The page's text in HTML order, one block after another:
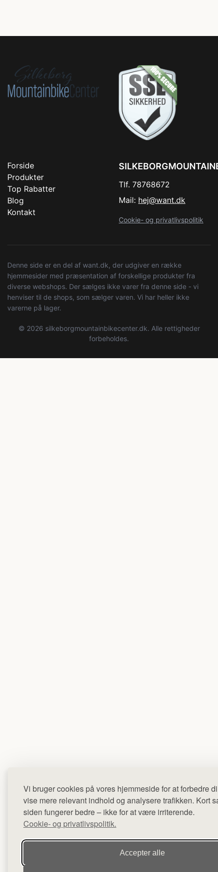
Vi bruger cookies på vores hjemmeside for at forbedre
vise mere relevant indhold og analysere trafikken. Kort
siden fungerer bedre – ikke for at være irriterende.
Cookie- og privatlivspolitik.
Accepter alle
Forside
Produkter
Top Rabatter
Blog
Kontakt
Tlf. 78768672
Mail: hej@want.dk
Cookie- og privatlivspolitik
Denne side er en del af want.dk, der udgiver en række
hjemmesider med præsentation af forskellige produkter fra
diverse webshops. Der sælges ikke varer fra denne side - vi
henviser til de shops, som sælger varen. Vi har heller ikke
varerne på lager.
© 2026 silkeborgmountainbikecenter.dk. Alle rettigheder
forbeholdes.